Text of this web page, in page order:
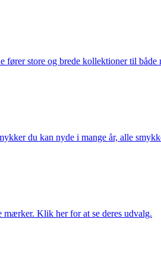
store og brede kollektioner til
du kan nyde i mange år, alle
Klik her for at se deres udvalg.